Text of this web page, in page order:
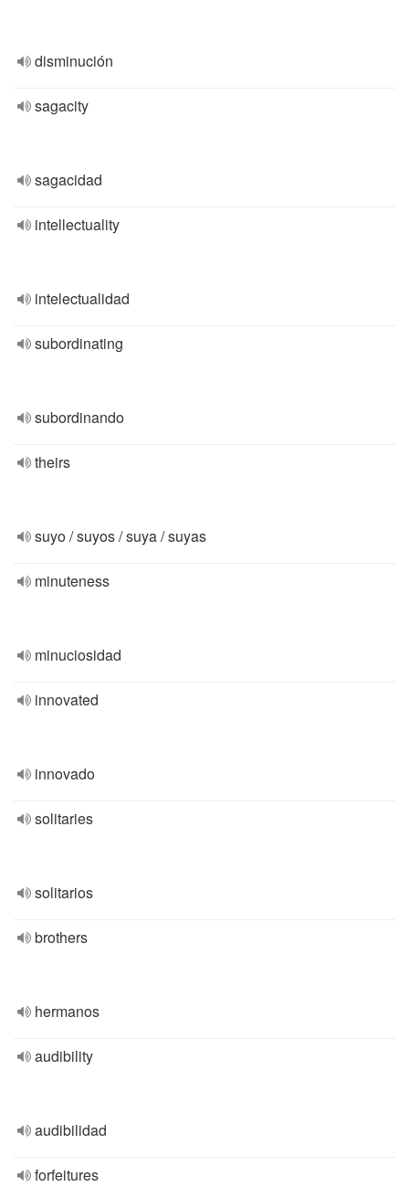
disminución
sagacity
sagacidad
intellectuality
intelectualidad
subordinating
subordinando
theirs
suyo / suyos / suya / suyas
minuteness
minuciosidad
innovated
innovado
solitaries
solitarios
brothers
hermanos
audibility
audibilidad
forfeitures